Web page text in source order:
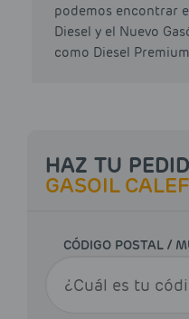
podemos encontrar
Diesel y el Nuevo
como Diesel
HAZ TU
GASOIL
CÓDIGO POSTAL /